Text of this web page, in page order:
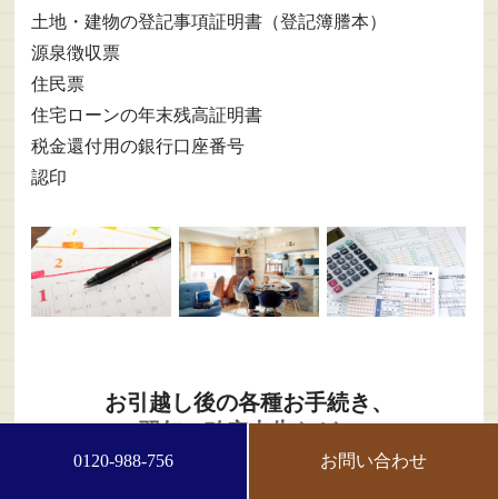
土地・建物の登記事項証明書（登記簿謄本）
源泉徴収票
住民票
住宅ローンの年末残高証明書
税金還付用の銀行口座番号
認印
お引越し後の各種お手続き、
翌年の確定申告など、
ご不明な点はお気軽にご相談ください。
0120-988-756 お問い合わせ